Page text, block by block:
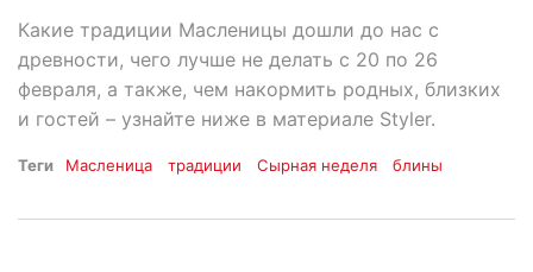
Какие традиции Масленицы дошли до нас с
древности, чего лучше не делать с 20 по 26
февраля, а также, чем накормить родных, близких
и гостей – узнайте ниже в материале Styler.
Теги Масленица традиции Сырная неделя блины